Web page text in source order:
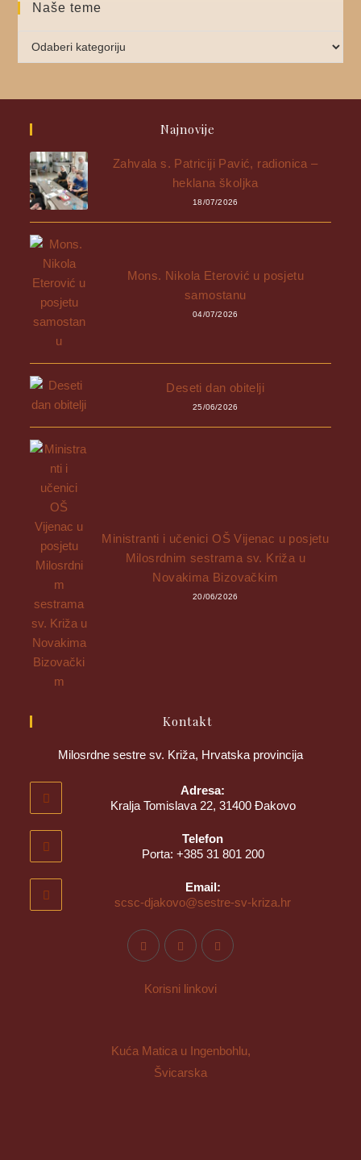
Naše teme
Najnovije
Zahvala s. Patriciji Pavić, radionica –
heklana školjka
18/07/2026
Mons. Nikola Eterović u posjetu
samostanu
04/07/2026
Deseti dan obitelji
25/06/2026
Ministranti i učenici OŠ Vijenac u posjetu
Milosrdnim sestrama sv. Križa u
Novakima Bizovačkim
20/06/2026
Kontakt
Milosrdne sestre sv. Križa, Hrvatska provincija
Adresa:
Kralja Tomislava 22, 31400 Đakovo
Telefon
Porta: +385 31 801 200
Email:
scsc-djakovo@sestre-sv-kriza.hr
Korisni linkovi
Kuća Matica u Ingenbohlu,
Švicarska